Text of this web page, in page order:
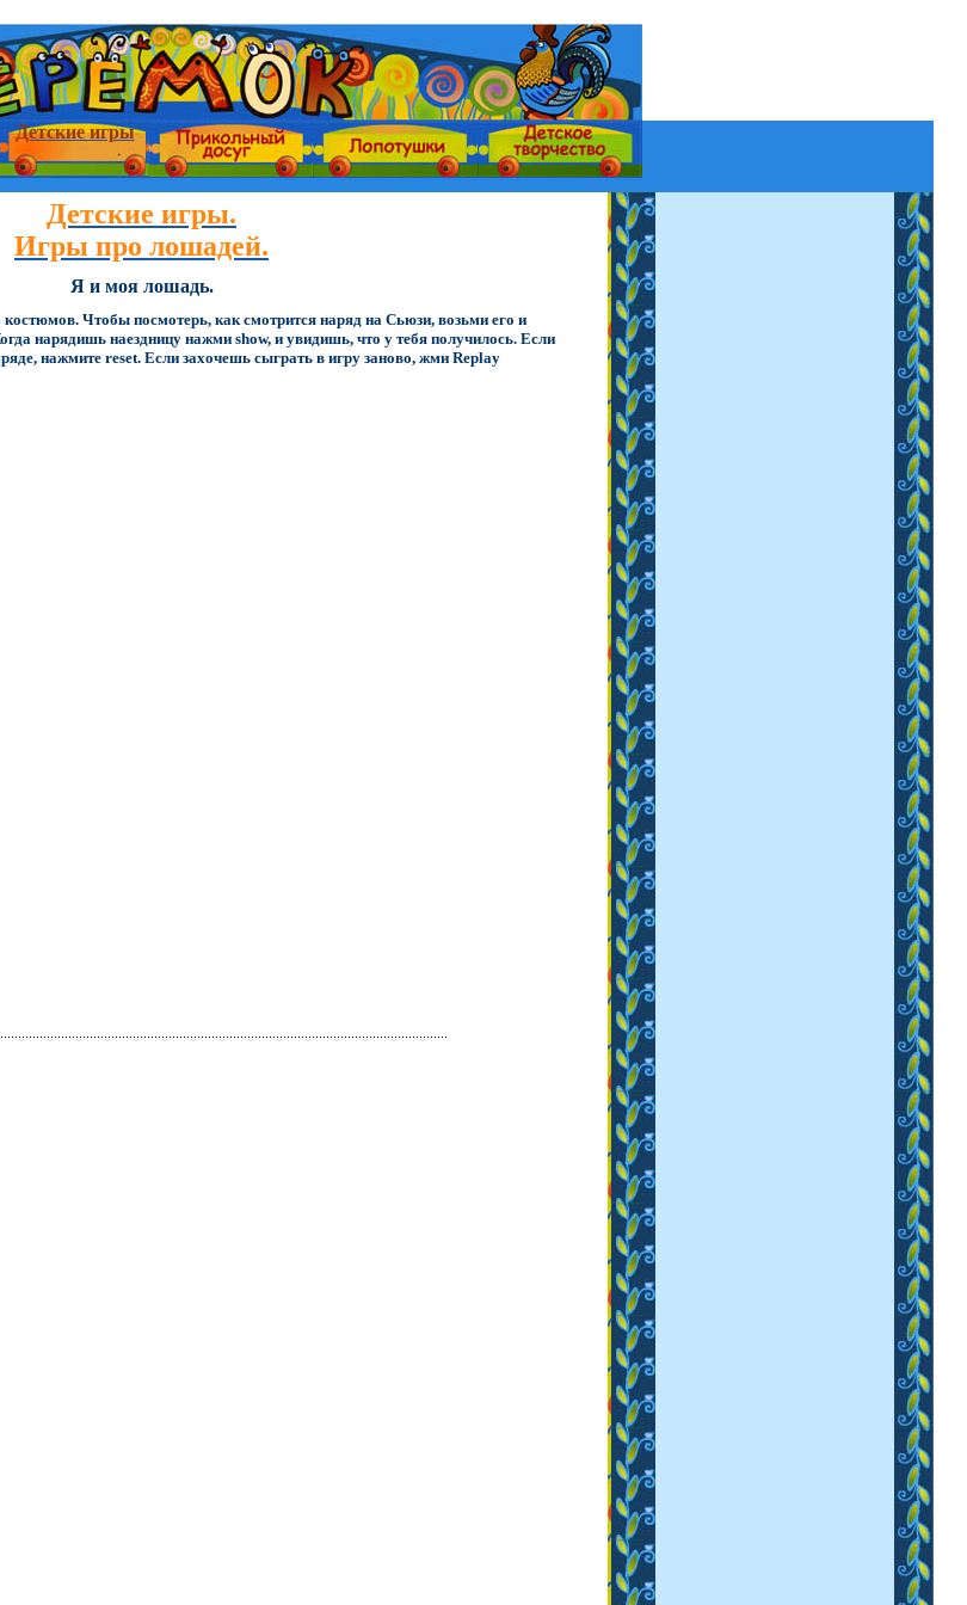
Детские игры
Детские игры.
Игры про лошадей.
Я и моя лошадь.
Чтобы посмотерь, как смотрится наряд на Сьюзи, возьми его и
нарядишь наездницу нажми show, и увидишь, что у тебя получилось. Если
нажмите reset. Если захочешь сыграть в игру заново, жми Replay